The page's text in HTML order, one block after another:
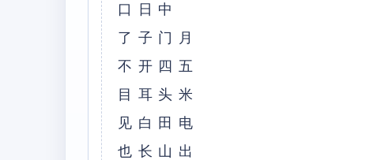
口日中
了子门月
不开四五
目耳头米
见白田电
也长山出